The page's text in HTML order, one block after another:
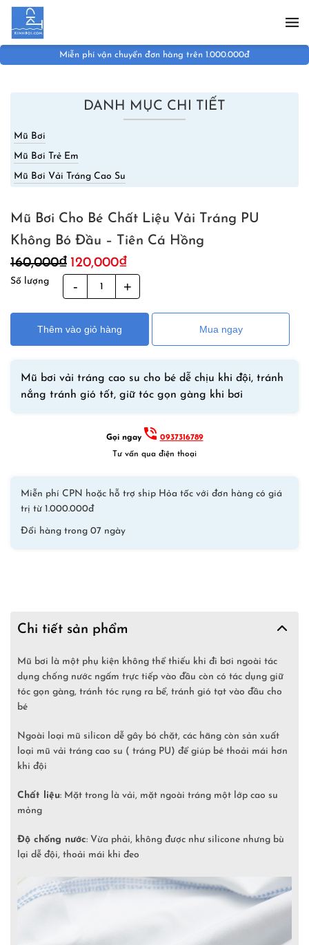
Skip to main content
Miễn phí vận chuyển đơn hàng trên 1.000.000đ
DANH MỤC CHI TIẾT
Mũ Bơi
Mũ Bơi Trẻ Em
Mũ Bơi Vải Tráng Cao Su
Mũ Bơi Cho Bé Chất Liệu Vải Tráng PU
Không Bó Đầu – Tiên Cá Hồng
160,000₫ Giá
gốc
120,000₫Giá
hiện
tại
Số lượng
Bơi
Cho
Bé
Chất
Vải
Tráng
Tiên
Cá
Hồng
Thêm vào giỏ hàng Mua ngay
Mũ bơi vải tráng cao su cho bé dễ chịu khi đội, tránh
nắng tránh gió tốt, giữ tóc gọn gàng khi bơi
Gọi ngay
0937316789
Tư vấn qua điện thoại
Miễn phí CPN hoặc hỗ trợ ship Hỏa tốc với đơn hàng có giá
trị từ 1.000.000đ
Đổi hàng trong 07 ngày
Chi tiết sản phẩm
Mũ bơi là một phụ kiện không thể thiếu khi đi bơi ngoài tác
dụng chống nước ngấm trực tiếp vào đầu còn có tác dụng giữ
tóc gọn gàng, tránh tóc rụng ra bể, tránh gió tạt vào đầu cho
bé
Ngoài loại mũ silicon dễ gây bó chặt, các hãng còn sản xuất
loại mũ vải tráng cao su ( tráng PU) để giúp bé thoải mái hơn
khi đội
Chất liệu: Mặt trong là vải, mặt ngoài tráng một lớp cao su
mỏng
Độ chống nước: Vừa phải, không được như silicone nhưng bù
lại dễ đội, thoải mái khi đeo